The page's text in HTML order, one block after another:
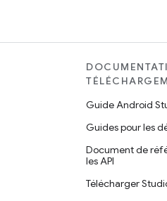
Guide Android
Guides pour les
Document de
les API
Télécharger